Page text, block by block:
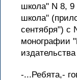
школа" N 8, 9
школа"
сентября") с
монографии
-...Ребята,-